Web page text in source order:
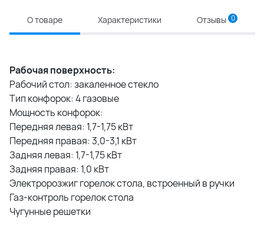
О товаре Характеристики Отзывы 0
Рабочая поверхность:
Рабочий стол: закаленное стекло
Тип конфорок: 4 газовые
Мощность конфорок:
Передняя левая: 1,7-1,75 кВт
Передняя правая: 3,0-3,1 кВт
Задняя левая: 1,7-1,75 кВт
Задняя правая: 1,0 кВт
Электророзжиг горелок стола, встроенный в ручки
Газ-контроль горелок стола
Чугунные решетки